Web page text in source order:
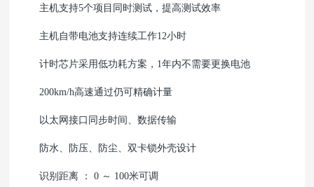
主机支持5个项目同时测试，提高测试效率
主机自带电池支持连续工作12小时
计时芯片采用低功耗方案，1年内不需要更换电池
200km/h高速通过仍可精确计量
以太网接口同步时间、数据传输
防水、防压、防尘、双卡锁外壳设计
识别距离 ： 0 ～ 100米可调